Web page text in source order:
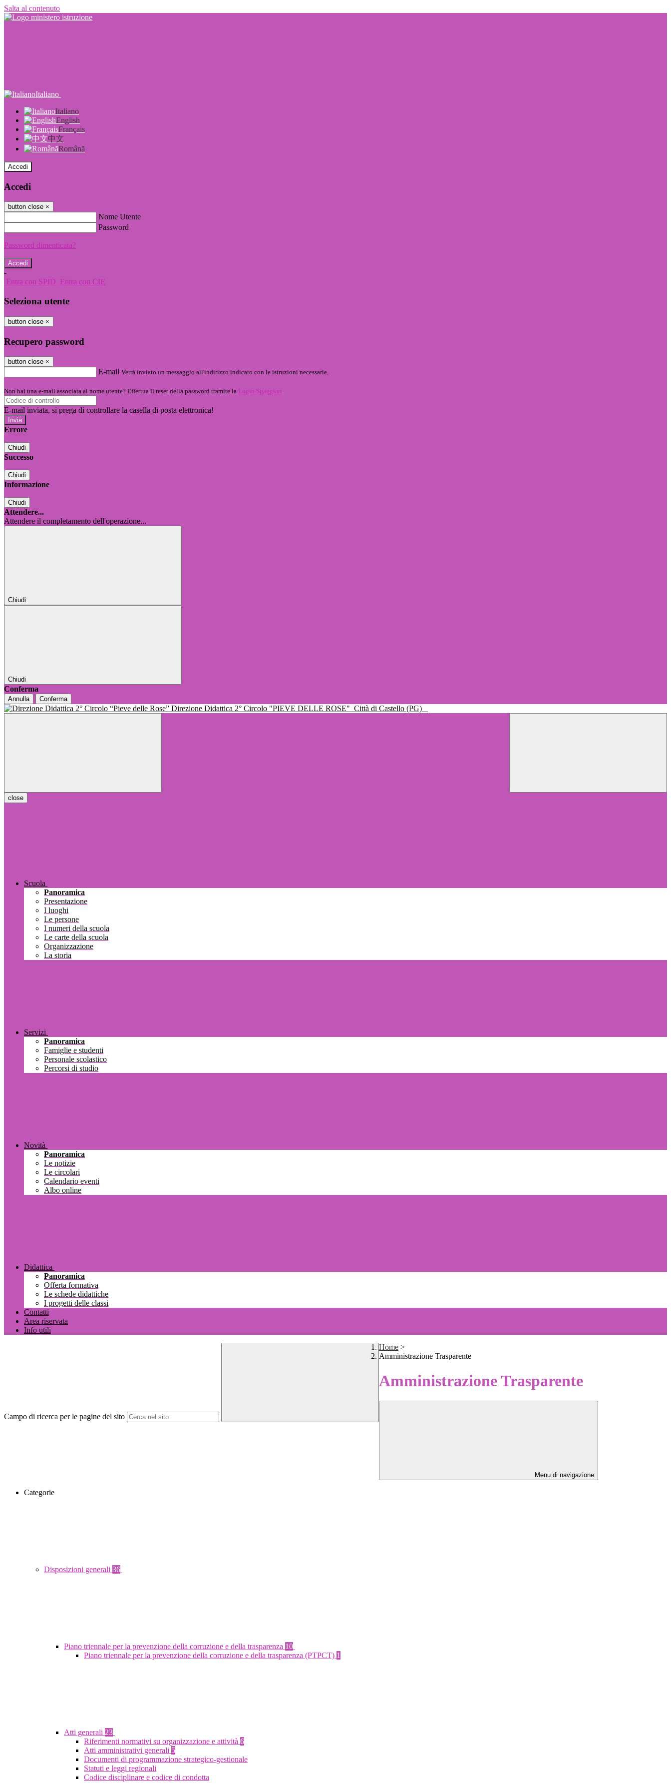
Salta al contenuto
Italiano
Italiano
English
Français
中文
Română
Accedi
Accedi
button close ×
Nome Utente
Password
Password dimenticata?
-
Entra con SPID Entra con CIE
Seleziona utente
button close ×
Recupero password
button close ×
E-mail Verrà inviato un messaggio all'indirizzo indicato con le istruzioni necessarie.
Non hai una e-mail associata al nome utente? Effettua il reset della password tramite la Login Spaggiari
E-mail inviata, si prega di controllare la casella di posta elettronica!
Errore
Chiudi
Successo
Chiudi
Informazione
Chiudi
Attendere...
Attendere il completamento dell'operazione...
Chiudi
Chiudi
Conferma
Annulla Conferma
Direzione Didattica 2° Circolo "PIEVE DELLE ROSE" Città di Castello (PG)
close
Scuola
Panoramica
Presentazione
I luoghi
Le persone
I numeri della scuola
Le carte della scuola
Organizzazione
La storia
Servizi
Panoramica
Famiglie e studenti
Personale scolastico
Percorsi di studio
Novità
Panoramica
Le notizie
Le circolari
Calendario eventi
Albo online
Didattica
Panoramica
Offerta formativa
Le schede didattiche
I progetti delle classi
Contatti
Area riservata
Info utili
Campo di ricerca per le pagine del sito
Home >
Amministrazione Trasparente
Amministrazione Trasparente
Menu di navigazione
Categorie
Disposizioni generali 36
Piano triennale per la prevenzione della corruzione e della trasparenza 10
Piano triennale per la prevenzione della corruzione e della trasparenza (PTPCT) 1
Atti generali 23
Riferimenti normativi su organizzazione e attività 6
Atti amministrativi generali 5
Documenti di programmazione strategico-gestionale
Statuti e leggi regionali
Codice disciplinare e codice di condotta